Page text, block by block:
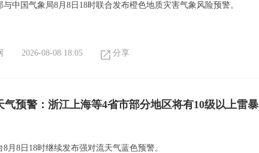
与中国气象局8月8日18时联合发布橙色地质灾害气象风险预警。
2026-08-08 18:05 分享
气预警：浙江上海等4省市部分地区将有10级以上雷暴
8月8日18时继续发布强对流天气蓝色预警。